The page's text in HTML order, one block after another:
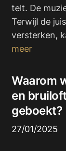
telt. De
Terwijl de
versterken,
meer
Waarom
en
geboekt?
27/01/2025